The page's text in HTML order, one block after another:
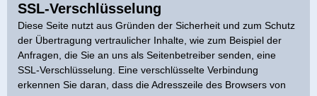
SSL-Verschlüsselung
Diese Seite nutzt aus Gründen der Sicherheit und zum Schutz
der Übertragung vertraulicher Inhalte, wie zum Beispiel der
Anfragen, die Sie an uns als Seitenbetreiber senden, eine
SSL-Verschlüsselung. Eine verschlüsselte Verbindung
erkennen Sie daran, dass die Adresszeile des Browsers von